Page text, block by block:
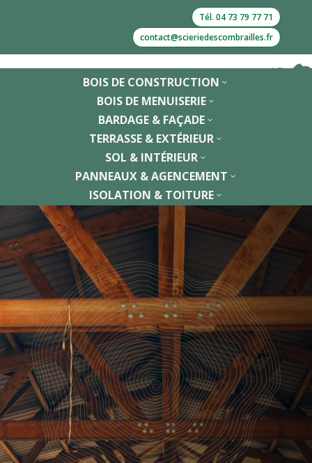
Tél. 04 73 79 77 71
contact@scieriedescombrailles.fr
3
BOIS DE CONSTRUCTION
3
BOIS DE MENUISERIE
3
BARDAGE & FAÇADE
3
TERRASSE & EXTÉRIEUR
3
SOL & INTÉRIEUR
3
PANNEAUX & AGENCEMENT
3
ISOLATION & TOITURE